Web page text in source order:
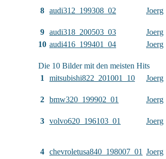
8 audi312_199308_02 Joerg
9 audi318_200503_03 Joerg
10 audi416_199401_04 Joerg
Die 10 Bilder mit den meisten Hits
1
mitsubishi822_201001_10 Joerg
2 bmw320_199902_01 Joerg
3 volvo620_196103_01 Joerg
4 chevroletusa840_198007_01 Joerg